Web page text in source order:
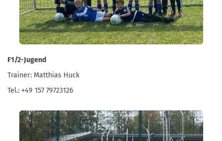
F1/2-Jugend
Trainer: Matthias Huck
Tel.: +49 157 79723126